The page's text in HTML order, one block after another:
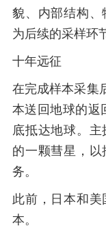
貌、内部结构、
为后续的采样环
十年远征
在完成样本采集
本送回地球的返
底抵达地球。
的一颗彗星，
务。
此前，日本和
本。